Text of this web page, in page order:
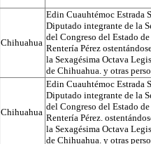
Chihuahua
Edin Cuauhtémoc Estrada
Diputado integrante de la
del Congreso del Estado
Rentería Pérez
la Sexagésima Octava
de Chihuahua. y otras
Chihuahua
Edin Cuauhtémoc Estrada
Diputado integrante de la
del Congreso del Estado
Rentería Pérez.
la Sexagésima Octava
de Chihuahua. y otras